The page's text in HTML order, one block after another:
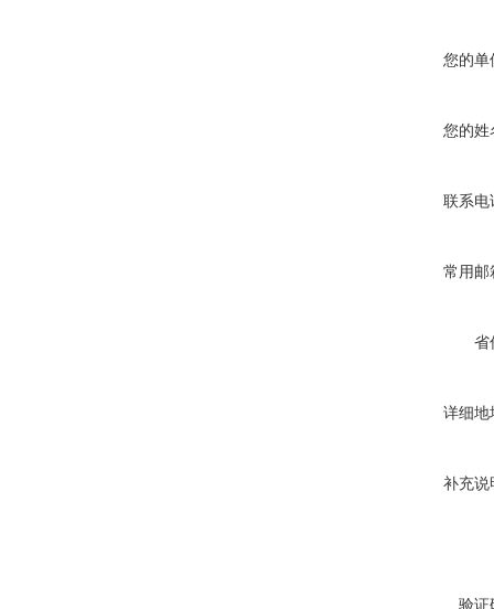
您的单
您的姓
联系电
常用邮
省
详细地
补充说
验证